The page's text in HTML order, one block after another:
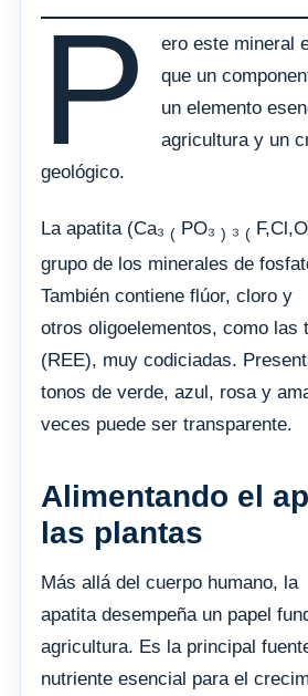
P
ero este mineral
que un
un elemento
agricultura y un
geológico.
La apatita (Ca₃ ( PO₃ ) ₃ (
grupo de los minerales de
También contiene flúor, cloro y
otros oligoelementos, como las
(REE), muy codiciadas.
tonos de verde, azul, rosa y
veces puede ser transparente.
Alimentando el
las plantas
Más allá del cuerpo humano, la
apatita desempeña un papel
agricultura. Es la principal
nutriente esencial para el